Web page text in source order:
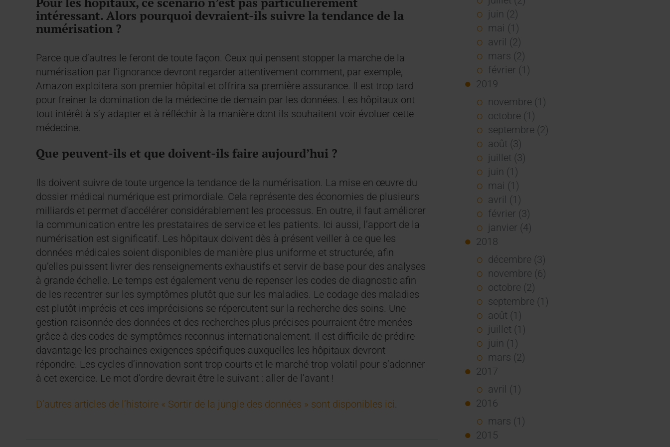
intéressant. Alors pourquoi devraient-ils suivre la tendance de la
numérisation ?
Parce que d’autres le feront de toute façon. Ceux qui pensent stopper la marche de la
numérisation par l’ignorance devront regarder attentivement comment, par exemple,
Amazon exploitera son premier hôpital et offrira sa première assurance. Il est trop tard
pour freiner la domination de la médecine de demain par les données. Les hôpitaux ont
tout intérêt à s’y adapter et à réfléchir à la manière dont ils souhaitent voir évoluer cette
médecine.
Que peuvent-ils et que doivent-ils faire aujourd’hui ?
Ils doivent suivre de toute urgence la tendance de la numérisation. La mise en œuvre du
dossier médical numérique est primordiale. Cela représente des économies de plusieurs
milliards et permet d’accélérer considérablement les processus. En outre, il faut améliorer
la communication entre les prestataires de service et les patients. Ici aussi, l’apport de la
numérisation est significatif. Les hôpitaux doivent dès à présent veiller à ce que les
données médicales soient disponibles de manière plus uniforme et structurée, afin
qu’elles puissent livrer des renseignements exhaustifs et servir de base pour des analyses
à grande échelle. Le temps est également venu de repenser les codes de diagnostic afin
de les recentrer sur les symptômes plutôt que sur les maladies. Le codage des maladies
est plutôt imprécis et ces imprécisions se répercutent sur la recherche des soins. Une
gestion raisonnée des données et des recherches plus précises pourraient être menées
grâce à des codes de symptômes reconnus internationalement. Il est difficile de prédire
davantage les prochaines exigences spécifiques auxquelles les hôpitaux devront
répondre. Les cycles d’innovation sont trop courts et le marché trop volatil pour s’adonner
à cet exercice. Le mot d’ordre devrait être le suivant : aller de l’avant !
D’autres articles de l’histoire « Sortir de la jungle des données » sont disponibles ici.
juin (2)
mai (1)
avril (2)
mars (2)
février (1)
2019
novembre (1)
octobre (1)
septembre (2)
août (3)
juillet (3)
juin (1)
mai (1)
avril (1)
février (3)
janvier (4)
2018
décembre (3)
novembre (6)
octobre (2)
septembre (1)
août (1)
juillet (1)
juin (1)
mars (2)
2017
avril (1)
2016
mars (1)
2015